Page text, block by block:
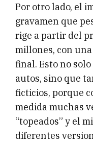
Por otro lado, el
gravamen que
rige a partir del
millones, con
final. Esto no
autos, sino que
ficticios, porque
medida muchas
“topeados” y el
diferentes